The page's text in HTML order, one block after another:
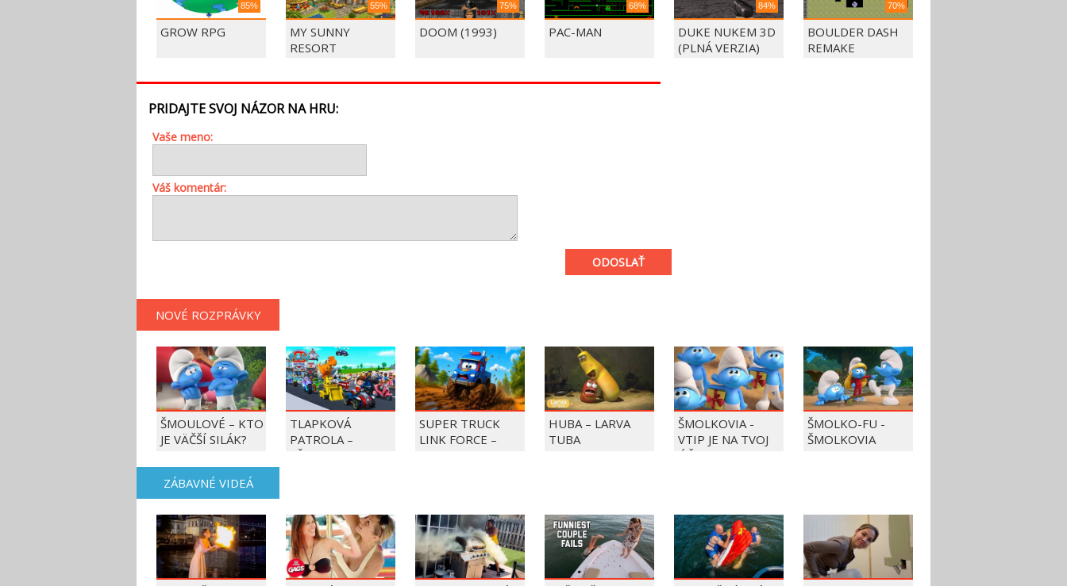
85%
GROW RPG
55%
MY SUNNY
RESORT
75%
DOOM (1993)
68%
PAC-MAN
84%
DUKE NUKEM 3D
(PLNÁ VERZIA)
70%
BOULDER DASH
REMAKE
PRIDAJTE SVOJ NÁZOR NA HRU:
Vaše meno:
Váš komentár:
ODOSLAŤ
NOVÉ ROZPRÁVKY
ŠMOULOVÉ – KTO
JE VÄČŠÍ SILÁK?
TLAPKOVÁ
PATROLA –
VŠETKY LABKY DO
SUPER TRUCK
LINK FORCE –
HUBA – LARVA
TUBA
ŠMOLKOVIA -
VTIP JE NA TVOJ
ÚČET
ŠMOLKO-FU -
ŠMOLKOVIA
ZÁBAVNÉ VIDEÁ